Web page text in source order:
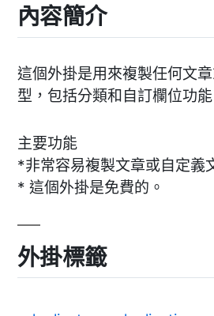
內容簡介
這個外掛是用來複製任何文
型，包括分類和自訂欄位功能
主要功能
*非常容易複製文章或自定義
* 這個外掛是免費的。
外掛標籤